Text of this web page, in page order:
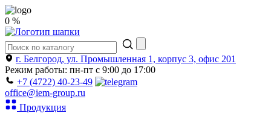
0 %
г. Белгород, ул. Промышленная 1, корпус 3, офис 201
Режим работы: пн-пт с 9:00 до 17:00
+7 (4722) 40-23-49
office@iem-group.ru
Продукция